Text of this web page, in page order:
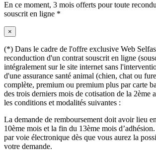
En ce moment, 3 mois offerts pour toute
souscrit en ligne *
×
(*) Dans le cadre de l'offre exclusive Web
reconduction d'un contrat souscrit en ligne
intégralement sur le site internet sans
d'une assurance santé animal (chien, chat ou
complète, premium ou premium plus par carte
des trois derniers mois de cotisation de la 2ème
les conditions et modalités suivantes :
La demande de remboursement doit avoir lieu
10ème mois et la fin du 13ème mois
par voie électronique dès que vous aurez la
votre demande.